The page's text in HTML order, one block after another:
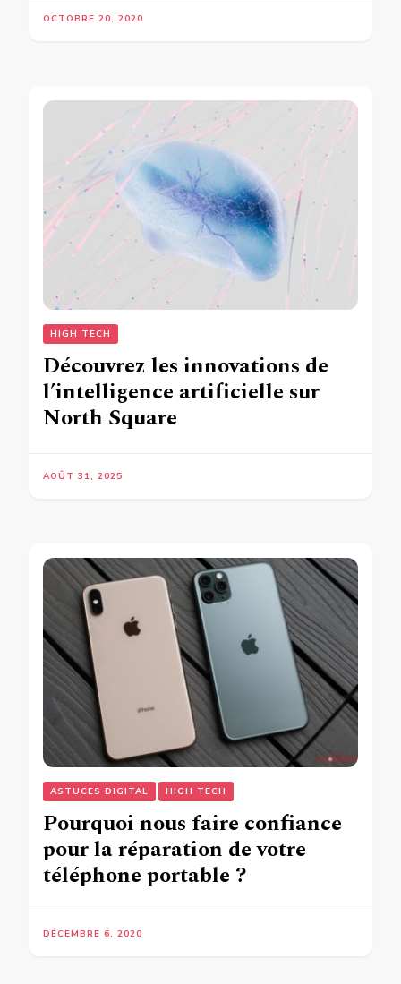
OCTOBRE 20, 2020
HIGH TECH
Découvrez les innovations de
l’intelligence artificielle sur
North Square
AOÛT 31, 2025
ASTUCES DIGITAL HIGH TECH
Pourquoi nous faire confiance
pour la réparation de votre
téléphone portable ?
DÉCEMBRE 6, 2020